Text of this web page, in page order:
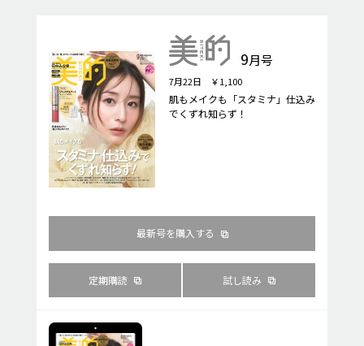
9月号
7月22日 ￥1,100
肌もメイクも「スタミナ」仕込み
でくずれ知らず！
最新号を購入する
定期購読 試し読み